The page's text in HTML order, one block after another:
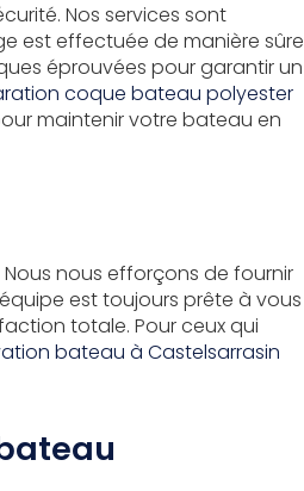
Nos services sont
est effectuée de manière sûre
éprouvées pour garantir un
coque bateau polyester
maintenir votre bateau en
nous efforçons de fournir
est toujours prête à vous
totale. Pour ceux qui
bateau à Castelsarrasin